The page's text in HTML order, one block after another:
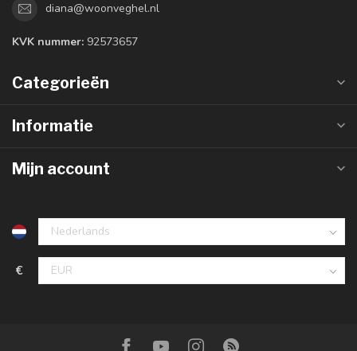
diana@woonveghel.nl
KVK nummer: 92573657
Categorieën
Informatie
Mijn account
€